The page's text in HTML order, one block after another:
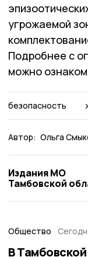
угрожаемой
Подробнее с
можно
безопасность
Автор: Ольга
Издания МО
Тамбовской
Общество
В